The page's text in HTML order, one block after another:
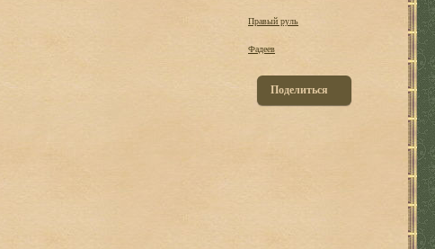
Правый руль
Фадеев
Поделиться